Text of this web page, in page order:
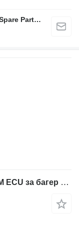
Mohammad AL karmy New Heavy Equip Spare Parts TR L.L.C Sole proprietorship
Блок за управление Caterpillar ECM ECU за багер Caterpillar E320 / E323 / E325 / E326 / E330 / E336 / E340 / 950M / 962M